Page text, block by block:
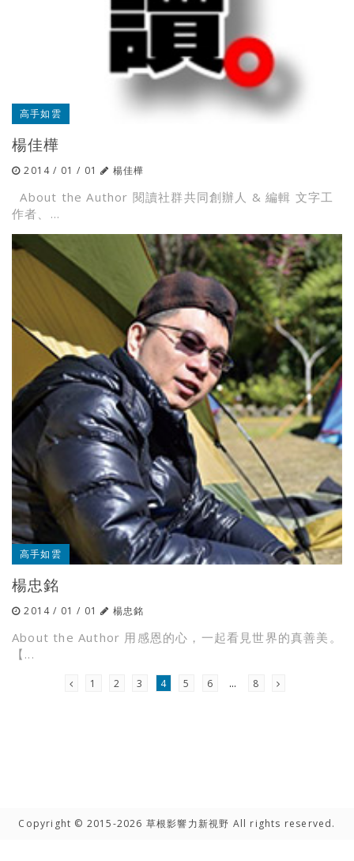
高手如雲
楊佳樺
2014 / 01 / 01 楊佳樺
About the Author 閱讀社群共同創辦人 & 編輯 文字工
作者、...
高手如雲
楊忠銘
2014 / 01 / 01 楊忠銘
About the Author 用感恩的心，一起看見世界的真善美。
【...
1 2 3 4 5 6 … 8
Copyright © 2015-2026 草根影響力新視野 All rights reserved.